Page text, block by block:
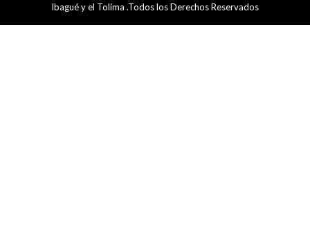
Ibagué y el Tolima .Todos los Derechos Reservados